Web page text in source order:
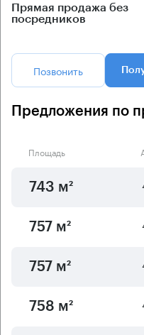
Прямая продажа без
посредников
Позвонить
Предложения по
Площадь
743 м²
757 м²
757 м²
758 м²